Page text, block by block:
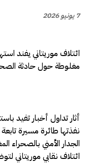
7 يونيو 2026
ائتلاف موريتاني يفند
مغلوطة حول حادثة
أثار تداول أخبار تفيد
نفذتها طائرة مسيرة
الجدار الأمني بالصحراء
ائتلاف نقابي موريتاني